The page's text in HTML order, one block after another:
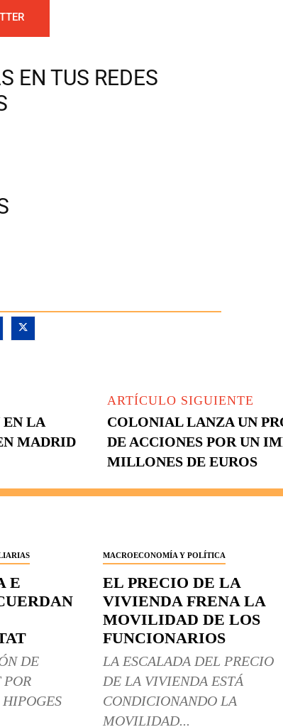
EN TUS REDES
EN LA
MADRID
ARTÍCULO SIGUIENTE
COLONIAL LANZA UN
DE ACCIONES POR UN
MILLONES DE EUROS
E
DE
POR
MACROECONOMÍA Y POLÍTICA
EL PRECIO DE LA
VIVIENDA FRENA LA
MOVILIDAD DE LOS
FUNCIONARIOS
LA ESCALADA DEL PRECIO
DE LA VIVIENDA ESTÁ
CONDICIONANDO LA
MOVILIDAD...